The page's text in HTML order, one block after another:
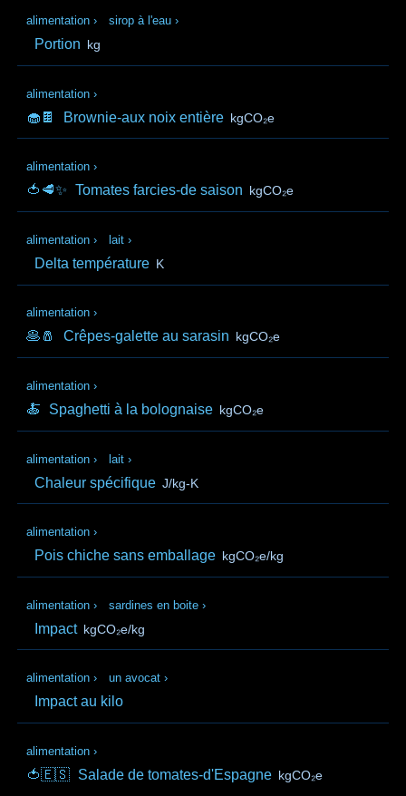
alimentation › sirop à l'eau ›
Portion kg
alimentation ›
🧁🍫 Brownie-aux noix entière kgCO₂e
alimentation ›
🍅🥩✨ Tomates farcies-de saison kgCO₂e
alimentation › lait ›
Delta température K
alimentation ›
🥞🧂 Crêpes-galette au sarasin kgCO₂e
alimentation ›
🍝 Spaghetti à la bolognaise kgCO₂e
alimentation › lait ›
Chaleur spécifique J/kg-K
alimentation ›
Pois chiche sans emballage kgCO₂e/kg
alimentation › sardines en boite ›
Impact kgCO₂e/kg
alimentation › un avocat ›
Impact au kilo
alimentation ›
🍅🇪🇸 Salade de tomates-d'Espagne kgCO₂e